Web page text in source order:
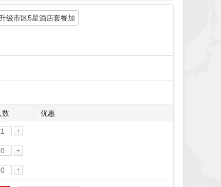
级市区5星酒店套餐加
数 优惠